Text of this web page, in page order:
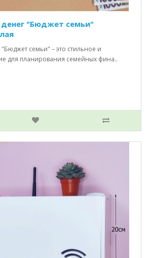
"Бюджет семьи"
семьи" – это стильное и
для планирования семейных фина..